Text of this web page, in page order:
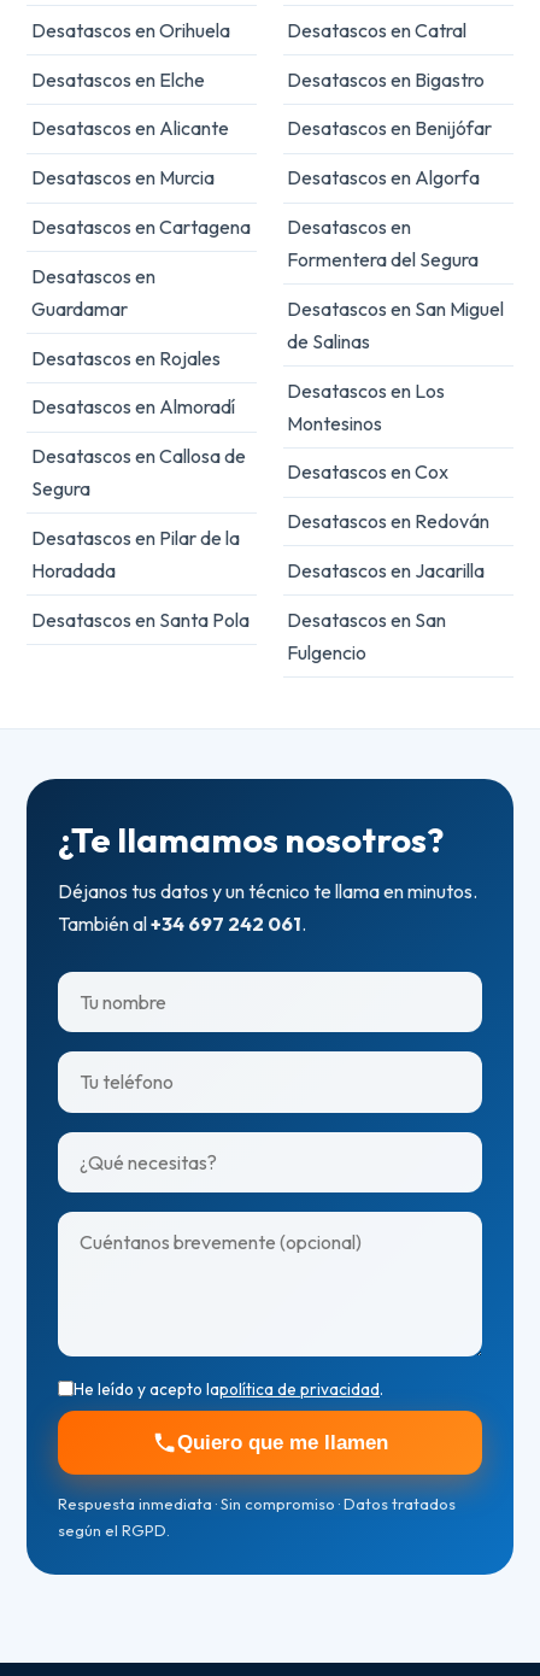
Desatascos en Orihuela
Desatascos en Elche
Desatascos en Alicante
Desatascos en Murcia
Desatascos en Cartagena
Desatascos en
Guardamar
Desatascos en Rojales
Desatascos en Almoradí
Desatascos en Callosa de
Segura
Desatascos en Pilar de la
Horadada
Desatascos en Santa Pola
Desatascos en Catral
Desatascos en Bigastro
Desatascos en Benijófar
Desatascos en Algorfa
Desatascos en
Formentera del Segura
Desatascos en San Miguel
de Salinas
Desatascos en Los
Montesinos
Desatascos en Cox
Desatascos en Redován
Desatascos en Jacarilla
Desatascos en San
Fulgencio
¿Te llamamos nosotros?
Déjanos tus datos y un técnico te llama en minutos.
También al+34 697 242 061.
He leído y acepto lapolítica de privacidad.
Quiero que me llamen
Respuesta inmediata · Sin compromiso · Datos tratados
según el RGPD.